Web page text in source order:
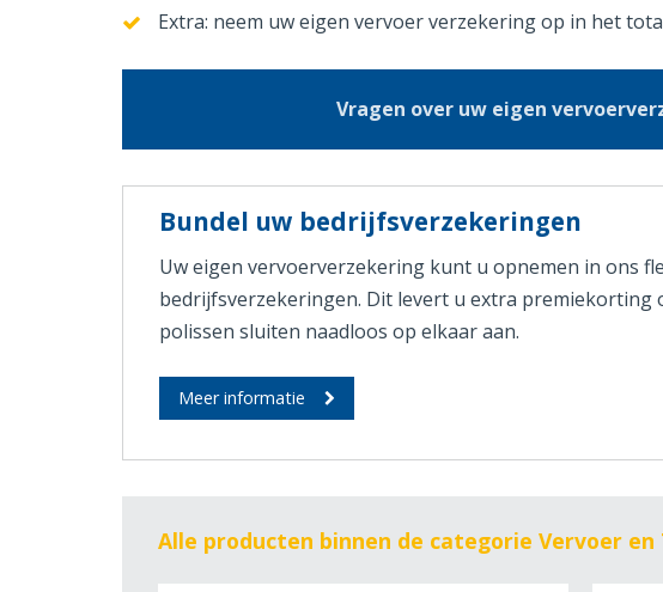
Extra: neem uw eigen vervoer verzekering op in het
Vragen over uw eigen
Bundel uw bedrijfsverzekeringen
Uw eigen vervoerverzekering kunt u opnemen in ons
bedrijfsverzekeringen. Dit levert u extra premiekorting
polissen sluiten naadloos op elkaar aan.
Meer informatie
Alle producten binnen de categorie Vervoer en